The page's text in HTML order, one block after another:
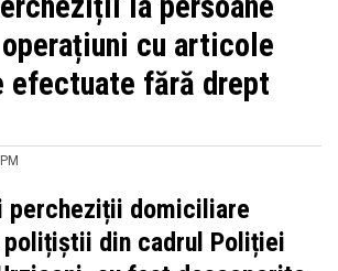
cu articole
efectuate fără drept
percheziții domiciliare
din cadrul Poliției